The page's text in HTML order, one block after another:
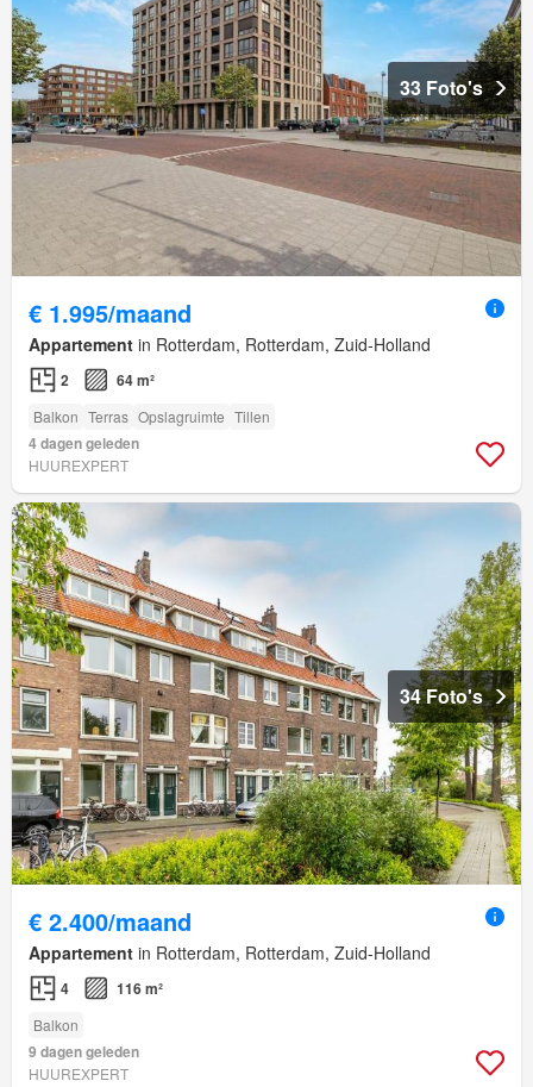
33 Foto's
€ 1.995/maand
Appartement in Rotterdam, Rotterdam, Zuid-Holland
2 64 m²
Balkon Terras Opslagruimte Tillen
4 dagen geleden
HUUREXPERT
34 Foto's
€ 2.400/maand
Appartement in Rotterdam, Rotterdam, Zuid-Holland
4 116 m²
Balkon
9 dagen geleden
HUUREXPERT